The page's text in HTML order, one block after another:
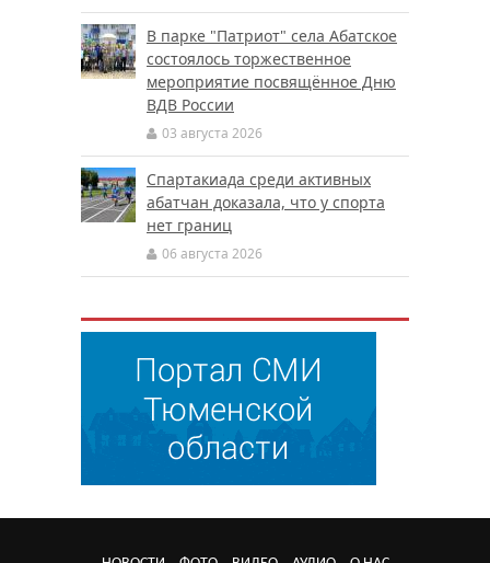
В парке "Патриот" села Абатское
состоялось торжественное
мероприятие посвящённое Дню
ВДВ России
03 августа 2026
Спартакиада среди активных
абатчан доказала, что у спорта
нет границ
06 августа 2026